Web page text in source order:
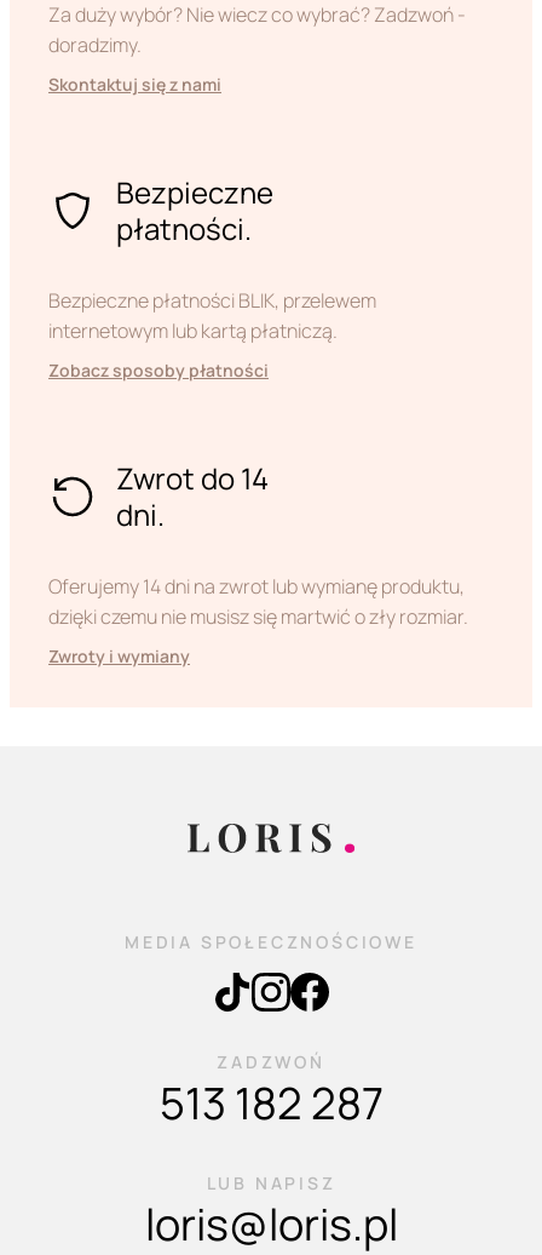
Za duży wybór? Nie wiecz co wybrać? Zadzwoń -
doradzimy.
Skontaktuj się z nami
Bezpieczne
płatności.
Bezpieczne płatności BLIK, przelewem
internetowym lub kartą płatniczą.
Zobacz sposoby płatności
Zwrot do 14
dni.
Oferujemy 14 dni na zwrot lub wymianę produktu,
dzięki czemu nie musisz się martwić o zły rozmiar.
Zwroty i wymiany
MEDIA SPOŁECZNOŚCIOWE
ZADZWOŃ
513 182 287
LUB NAPISZ
loris@loris.pl